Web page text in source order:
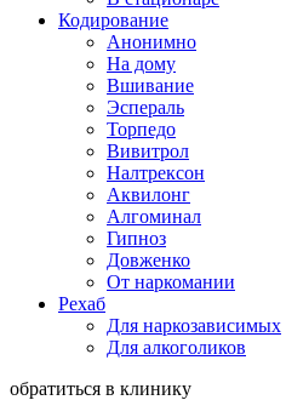
Кодирование
Анонимно
На дому
Вшивание
Эспераль
Торпедо
Вивитрол
Налтрексон
Аквилонг
Алгоминал
Гипноз
Довженко
От наркомании
Рехаб
Для наркозависимых
Для алкоголиков
обратиться в клинику